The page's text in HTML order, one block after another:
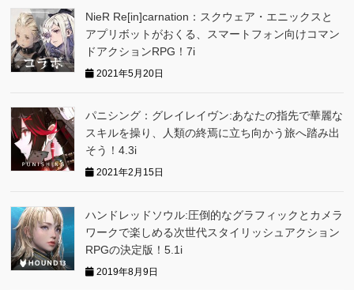
NieR Re[in]carnation：スクウェア・エニックスと
アプリボットがおくる、スマートフォン向けコマン
ドアクションRPG！7i
2021年5月20日
パニシング：グレイレイヴン:あなたの指先で華麗な
スキルを操り、人類の終焉に立ち向かう旅へ踏み出
そう！4.3i
2021年2月15日
ハンドレッドソウル:圧倒的なグラフィックとカメラ
ワークで楽しめる次世代スタイリッシュアクション
RPGの決定版！5.1i
2019年8月9日